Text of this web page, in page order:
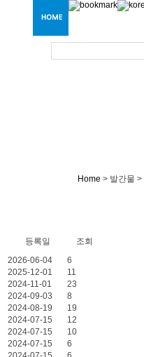
Home > 발간물 >
등록일
조회
2026-06-04
6
2025-12-01
11
2024-11-01
23
2024-09-03
8
2024-08-19
19
2024-07-15
12
2024-07-15
10
2024-07-15
6